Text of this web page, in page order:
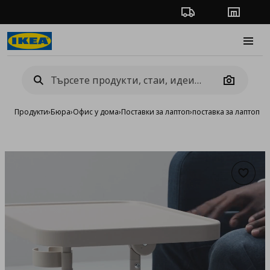
Проследяване на
Camera
Продукти›Бюра›Офис у дома›Поставки за лаптоп›поставка за лаптоп